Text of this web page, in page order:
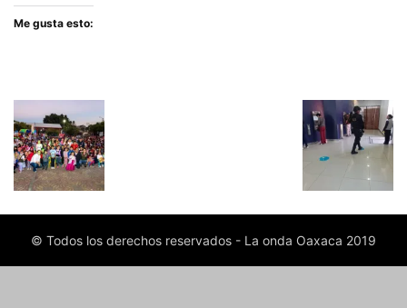
Me gusta esto:
© Todos los derechos reservados - La onda Oaxaca 2019